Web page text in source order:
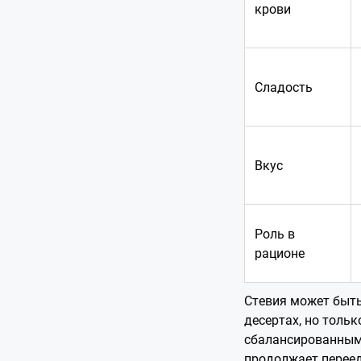
крови
Сладость
Вкус
Роль в
рационе
Стевия может
десертах, но